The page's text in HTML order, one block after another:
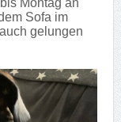
Sofa im
gelungen